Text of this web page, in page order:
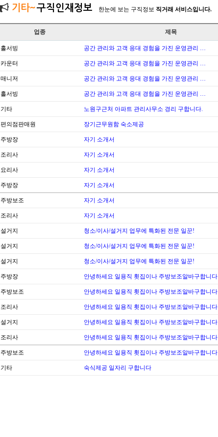
기타~구직인재정보 한눈에 보는 구직정보 직거래 서비스입니다.
업종 제목
홀서빙 공간 관리와 고객 응대 경험을 가진 운영관리 …
카운터 공간 관리와 고객 응대 경험을 가진 운영관리 …
매니저 공간 관리와 고객 응대 경험을 가진 운영관리 …
홀서빙 공간 관리와 고객 응대 경험을 가진 운영관리 …
기타 노원구근처 아파트 관리사무소 경리 구합니다.
편의점판매원 장기근무원함 숙소제공
주방장 자기 소개서
조리사 자기 소개서
요리사 자기 소개서
주방장 자기 소개서
주방보조 자기 소개서
조리사 자기 소개서
설거지 청소/이사/설거지 업무에 특화된 전문 일꾼!
설거지 청소/이사/설거지 업무에 특화된 전문 일꾼!
설거지 청소/이사/설거지 업무에 특화된 전문 일꾼!
주방장 안녕하세요 일용직 횟집이나 주방보조알바구합니다
주방보조 안녕하세요 일용직 횟집이나 주방보조알바구합니다
조리사 안녕하세요 일용직 횟집이나 주방보조알바구합니다
설거지 안녕하세요 일용직 횟집이나 주방보조알바구합니다
조리사 안녕하세요 일용직 횟집이나 주방보조알바구합니다
주방보조 안녕하세요 일용직 횟집이나 주방보조알바구합니다
기타 숙식제공 일자리 구합니다